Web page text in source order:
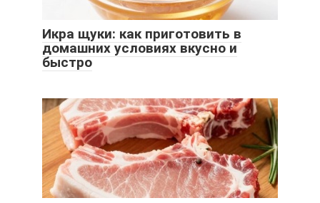
Икра щуки: как приготовить в
домашних условиях вкусно и
быстро